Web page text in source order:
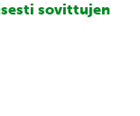
sovittujen